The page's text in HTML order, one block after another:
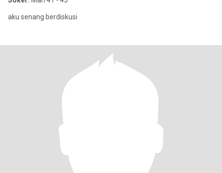
aku senang berdiskusi